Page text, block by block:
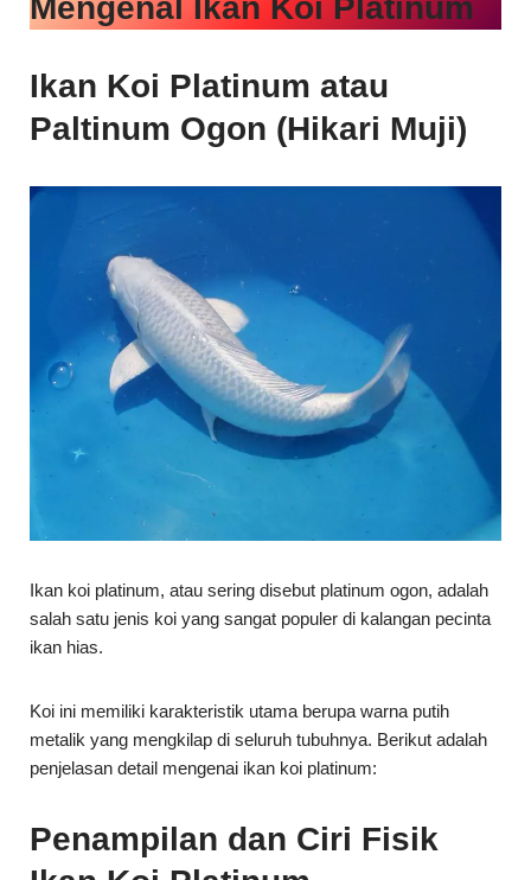
Ikan Koi Platinum atau
Ikan koi platinum, atau sering disebut platinum ogon, adalah
ikan hias.
Koi ini memiliki karakteristik utama berupa warna putih
penjelasan detail mengenai ikan koi platinum:
Penampilan dan Ciri Fisik